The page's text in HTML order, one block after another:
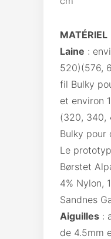
MATÉRIEL
Laine :
520)(576,
fil Bulky
et environ
(320, 340,
Bulky pour
Le
Børstet
4% Nylon,
Sandnes
Aiguilles :
de 4.5mm